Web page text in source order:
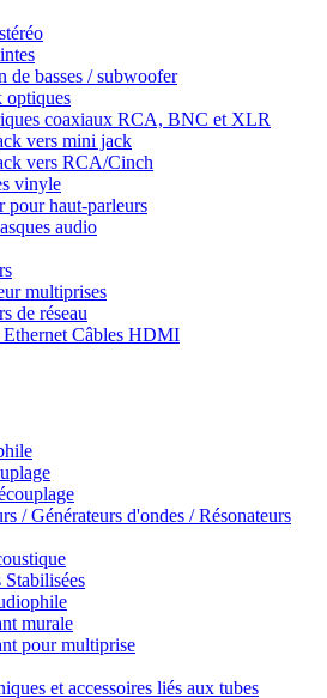
de basses / subwoofer
optiques
coaxiaux RCA, BNC et XLR
vers mini jack
vers RCA/Cinch
vinyle
pour haut-parleurs
audio
multiprises
de réseau
Câbles HDMI
/ Générateurs d'ondes / Résonateurs
murale
pour multiprise
et accessoires liés aux tubes